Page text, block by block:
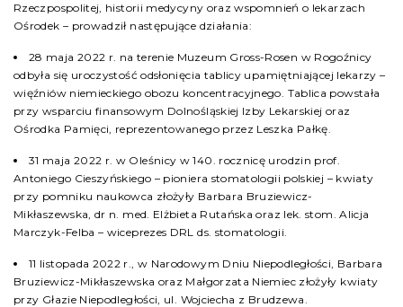
Rzeczpospolitej, historii medycyny oraz wspomnień o lekarzach
Ośrodek – prowadził następujące działania:
28 maja 2022 r. na terenie Muzeum Gross-Rosen w Rogoźnicy
odbyła się uroczystość odsłonięcia tablicy upamiętniającej lekarzy –
więźniów niemieckiego obozu koncentracyjnego. Tablica powstała
przy wsparciu finansowym Dolnośląskiej Izby Lekarskiej oraz
Ośrodka Pamięci, reprezentowanego przez Leszka Pałkę.
31 maja 2022 r. w Oleśnicy w 140. rocznicę urodzin prof.
Antoniego Cieszyńskiego – pioniera stomatologii polskiej – kwiaty
przy pomniku naukowca złożyły Barbara Bruziewicz-
Mikłaszewska, dr n. med. Elżbieta Rutańska oraz lek. stom. Alicja
Marczyk-Felba – wiceprezes DRL ds. stomatologii.
11 listopada 2022 r., w Narodowym Dniu Niepodległości, Barbara
Bruziewicz-Mikłaszewska oraz Małgorzata Niemiec złożyły kwiaty
przy Głazie Niepodległości, ul. Wojciecha z Brudzewa.